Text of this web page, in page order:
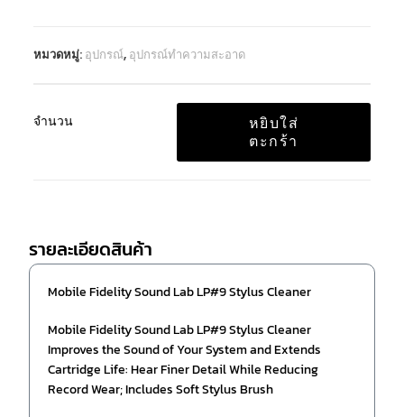
หมวดหมู่: อุปกรณ์, อุปกรณ์ทำความสะอาด
จำนวน
หยิบใส่
ตะกร้า
รายละเอียดสินค้า
Mobile Fidelity Sound Lab LP#9 Stylus Cleaner
Mobile Fidelity Sound Lab LP#9 Stylus Cleaner
Improves the Sound of Your System and Extends
Cartridge Life: Hear Finer Detail While Reducing
Record Wear; Includes Soft Stylus Brush